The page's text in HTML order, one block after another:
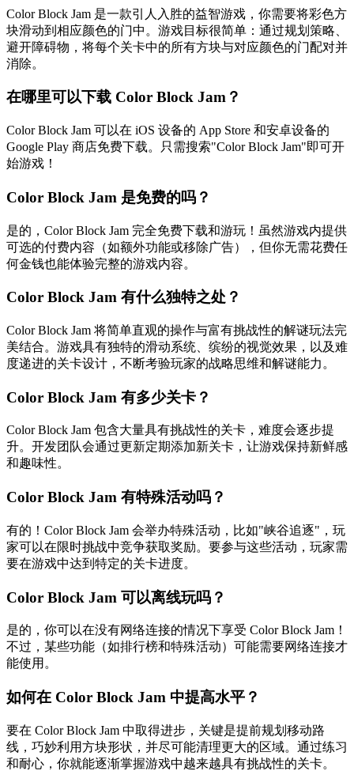
Color Block Jam 是一款引人入胜的益智游戏，你需要将彩色方
块滑动到相应颜色的门中。游戏目标很简单：通过规划策略、
避开障碍物，将每个关卡中的所有方块与对应颜色的门配对并
消除。
在哪里可以下载 Color Block Jam？
Color Block Jam 可以在 iOS 设备的 App Store 和安卓设备的
Google Play 商店免费下载。只需搜索"Color Block Jam"即可开
始游戏！
Color Block Jam 是免费的吗？
是的，Color Block Jam 完全免费下载和游玩！虽然游戏内提供
可选的付费内容（如额外功能或移除广告），但你无需花费任
何金钱也能体验完整的游戏内容。
Color Block Jam 有什么独特之处？
Color Block Jam 将简单直观的操作与富有挑战性的解谜玩法完
美结合。游戏具有独特的滑动系统、缤纷的视觉效果，以及难
度递进的关卡设计，不断考验玩家的战略思维和解谜能力。
Color Block Jam 有多少关卡？
Color Block Jam 包含大量具有挑战性的关卡，难度会逐步提
升。开发团队会通过更新定期添加新关卡，让游戏保持新鲜感
和趣味性。
Color Block Jam 有特殊活动吗？
有的！Color Block Jam 会举办特殊活动，比如"峡谷追逐"，玩
家可以在限时挑战中竞争获取奖励。要参与这些活动，玩家需
要在游戏中达到特定的关卡进度。
Color Block Jam 可以离线玩吗？
是的，你可以在没有网络连接的情况下享受 Color Block Jam！
不过，某些功能（如排行榜和特殊活动）可能需要网络连接才
能使用。
如何在 Color Block Jam 中提高水平？
要在 Color Block Jam 中取得进步，关键是提前规划移动路
线，巧妙利用方块形状，并尽可能清理更大的区域。通过练习
和耐心，你就能逐渐掌握游戏中越来越具有挑战性的关卡。